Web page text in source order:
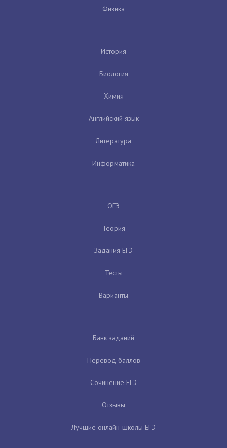
Физика
История
Биология
Химия
Английский язык
Литература
Информатика
ОГЭ
Теория
Задания ЕГЭ
Тесты
Варианты
Банк заданий
Перевод баллов
Сочинение ЕГЭ
Отзывы
Лучшие онлайн-школы ЕГЭ